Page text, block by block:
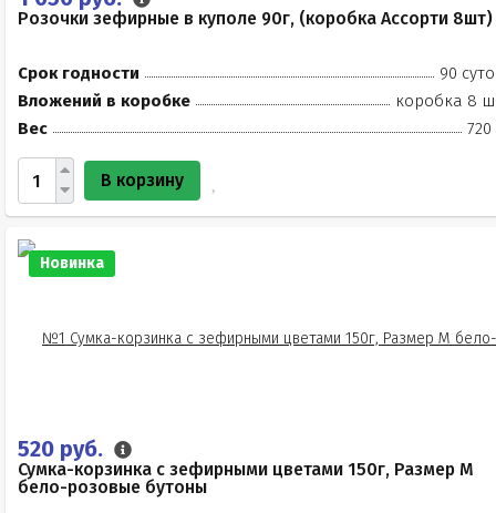
Розочки зефирные в куполе 90г, (коробка Ассорти 8шт)
Срок годности
90
Вложений в коробке
коробка 8
Вес
720
В корзину
Новинка
520 руб.
Сумка-корзинка с зефирными цветами 150г, Размер М
бело-розовые бутоны